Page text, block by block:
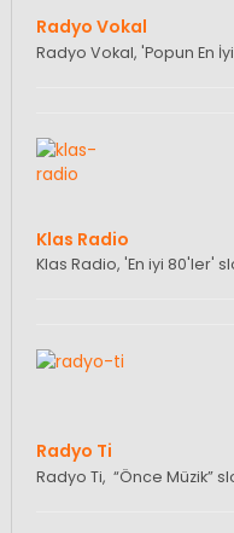
Radyo Vokal
Radyo Vokal, 'Popun En
Klas Radio
Klas Radio, 'En iyi 80'ler'
Radyo Ti
Radyo Ti, “Önce Müzik”